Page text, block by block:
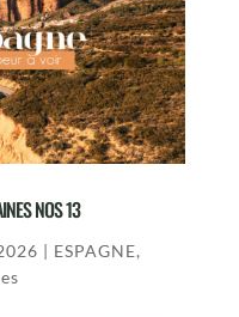
NOS 13
| ESPAGNE,